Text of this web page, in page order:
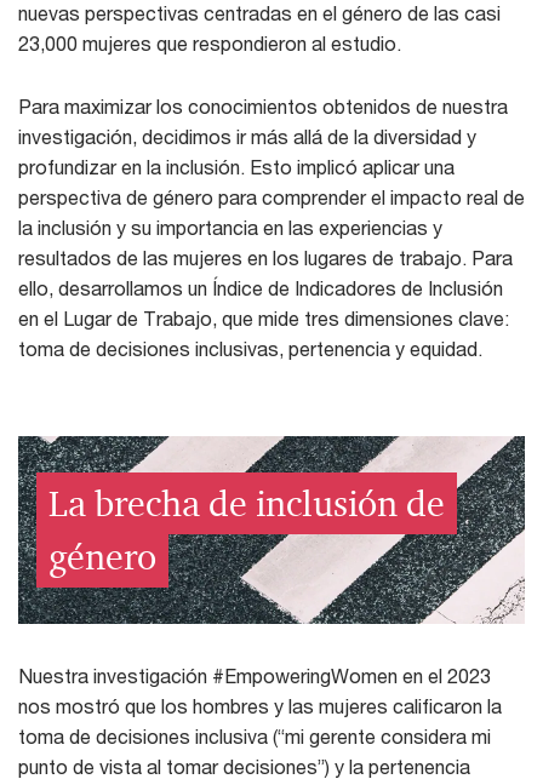
nuevas perspectivas centradas en el género de las casi
23,000 mujeres que respondieron al estudio.
Para maximizar los conocimientos obtenidos de nuestra
investigación, decidimos ir más allá de la diversidad y
profundizar en la inclusión. Esto implicó aplicar una
perspectiva de género para comprender el impacto real de
la inclusión y su importancia en las experiencias y
resultados de las mujeres en los lugares de trabajo. Para
ello, desarrollamos un Índice de Indicadores de Inclusión
en el Lugar de Trabajo, que mide tres dimensiones clave:
toma de decisiones inclusivas, pertenencia y equidad.
La brecha de inclusión de
género
Nuestra investigación #EmpoweringWomen en el 2023
nos mostró que los hombres y las mujeres calificaron la
toma de decisiones inclusiva (“mi gerente considera mi
punto de vista al tomar decisiones”) y la pertenencia